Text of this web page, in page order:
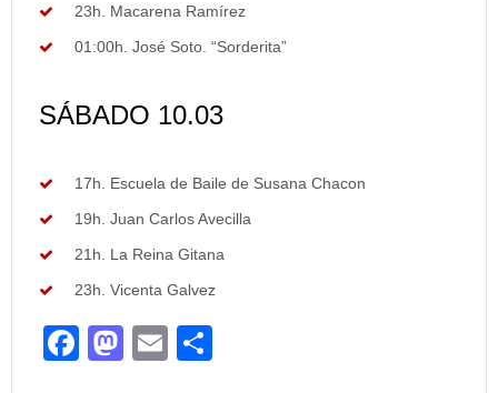
23h. Macarena Ramírez
01:00h. José Soto. “Sorderita”
SÁBADO 10.03
17h. Escuela de Baile de Susana Chacon
19h. Juan Carlos Avecilla
21h. La Reina Gitana
23h. Vicenta Galvez
F
M
E